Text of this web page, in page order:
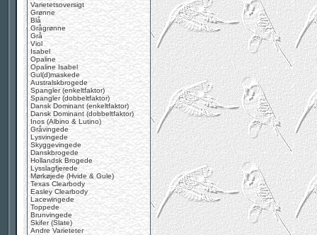
Varietetsoversigt
Grønne
Blå
Grågrønne
Grå
Viol
Isabel
Opaline
Opaline Isabel
Gul(d)maskede
Australskbrogede
Spangler (enkeltfaktor)
Spangler (dobbeltfaktor)
Dansk Dominant (enkeltfaktor)
Dansk Dominant (dobbeltfaktor)
Inos (Albino & Lutino)
Gråvingede
Lysvingede
Skyggevingede
Danskbrogede
Hollandsk Brogede
Lysslagfjerede
Mørkøjede (Hvide & Gule)
Texas Clearbody
Easley Clearbody
Lacewingede
Toppede
Brunvingede
Skifer (Slate)
Andre Varieteter